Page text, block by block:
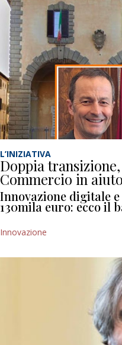
L’INIZIATIVA
Doppia
Commercio in
Innovazione digitale
130mila euro: ecco il
Innovazione